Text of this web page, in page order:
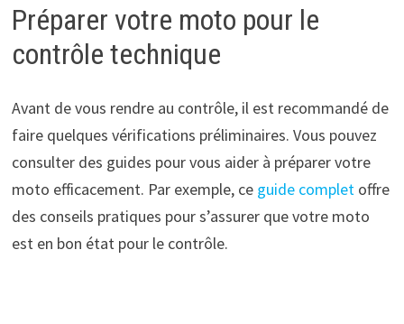
Préparer votre moto pour le
contrôle technique
Avant de vous rendre au contrôle, il est recommandé de
faire quelques vérifications préliminaires. Vous pouvez
consulter des guides pour vous aider à préparer votre
moto efficacement. Par exemple, ce guide completoffre
des conseils pratiques pour s’assurer que votre moto
est en bon état pour le contrôle.